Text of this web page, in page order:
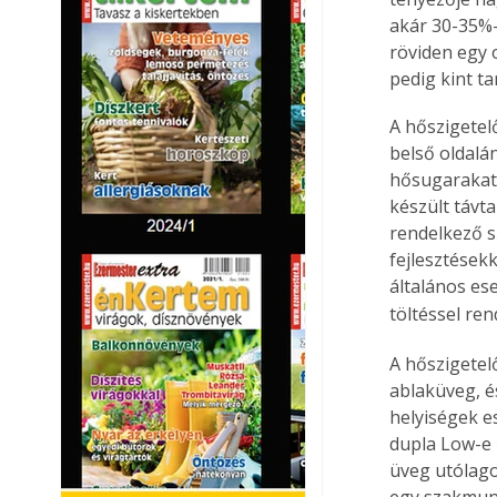
akár 30-
röviden egy
pedig kint
A
belső
készült
rendelkező
általános
töltéssel
A
ablaküveg,
helyiségek
dupla Low-
üveg